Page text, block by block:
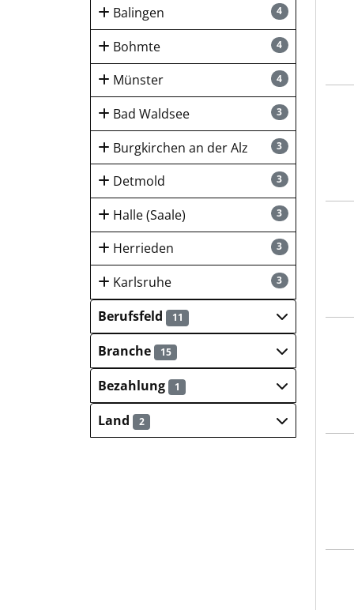
4
Balingen
4
Bohmte
4
Münster
3
Bad Waldsee
3
Burgkirchen an der Alz
3
Detmold
3
Halle (Saale)
3
Herrieden
3
Karlsruhe
Berufsfeld
11
Branche 15
Bezahlung 1
Land 2